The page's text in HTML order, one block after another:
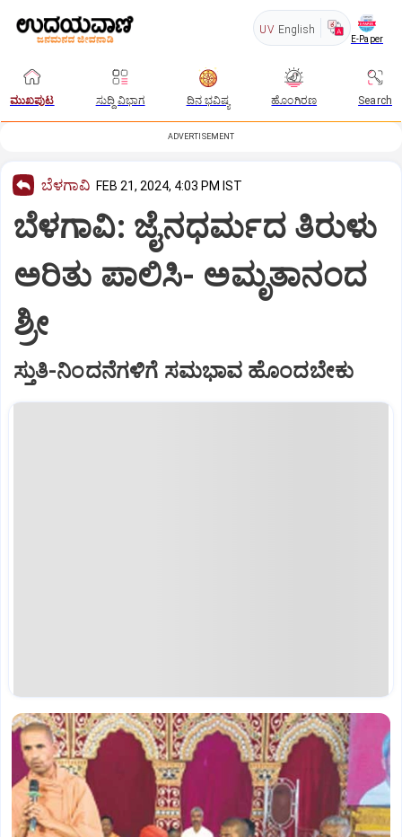
UV English
E-Paper
ಮುಖಪುಟ ಸುದ್ದಿ ವಿಭಾಗ ದಿನ ಭವಿಷ್ಯ ಹೊಂಗಿರಣ Search
ADVERTISEMENT
ಬೆಳಗಾವಿ FEB 21, 2024, 4:03 PM IST
ಬೆಳಗಾವಿ: ಜೈನಧರ್ಮದ ತಿರುಳು
ಅರಿತು ಪಾಲಿಸಿ- ಅಮೃತಾನಂದ
ಶ್ರೀ
ಸ್ತುತಿ-ನಿಂದನೆಗಳಿಗೆ ಸಮಭಾವ ಹೊಂದಬೇಕು